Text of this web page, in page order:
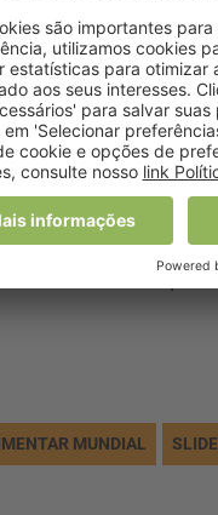
2005, a anemia
de cinco anos.
de género no
as famílias
a alimentos do que
MUNDIAL